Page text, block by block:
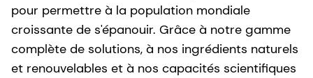
pour permettre à la population mondiale
croissante de s'épanouir. Grâce à notre gamme
complète de solutions, à nos ingrédients naturels
et renouvelables et à nos capacités scientifiques